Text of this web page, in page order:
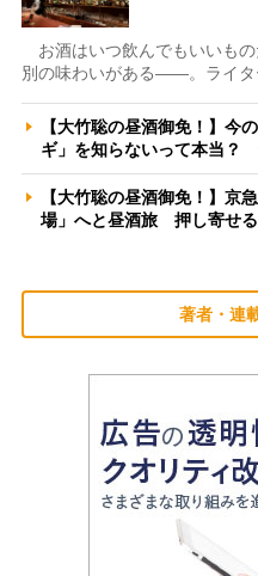
お酒はいつ飲んでもいいも
別の味わいがある――。ライタ
【大竹聡の昼酒御免！】今
ギ」を知らないって本当
【大竹聡の昼酒御免！】京
場」へと昼酒旅 押し寄せ
著者・連